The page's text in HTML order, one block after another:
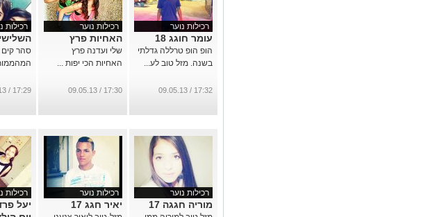
רכילות נוער
עומר חוגג 18
הופ הופ טרללה גדלתי
בשנה. מזל טוב לע...
17:32 / 09.05.13
רכילות נוער
האחיות פרץ
שלי ועדנה פרץ
האחיות הכי יפות ...
17:30 / 09.05.13
רכילות
סהר קים
17:29 / 09.05.13
רכילות נוער
מוריה חגגה 17
רכילות נוער
יאיר חגג 17
רכילות
יעל